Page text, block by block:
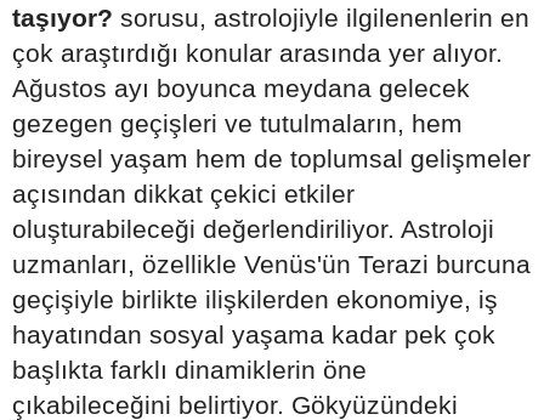
taşıyor? sorusu, astrolojiyle ilgilenenlerin en
çok araştırdığı konular arasında yer alıyor.
Ağustos ayı boyunca meydana gelecek
gezegen geçişleri ve tutulmaların, hem
bireysel yaşam hem de toplumsal gelişmeler
açısından dikkat çekici etkiler
oluşturabileceği değerlendiriliyor. Astroloji
uzmanları, özellikle Venüs'ün Terazi burcuna
geçişiyle birlikte ilişkilerden ekonomiye, iş
hayatından sosyal yaşama kadar pek çok
başlıkta farklı dinamiklerin öne
çıkabileceğini belirtiyor. Gökyüzündeki